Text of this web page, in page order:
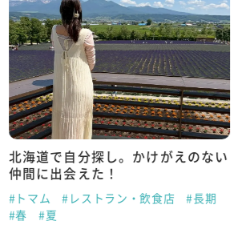
北海道で自分探し。かけがえのない
仲間に出会えた！
#トマム #レストラン・飲食店
#長期
#春
#夏